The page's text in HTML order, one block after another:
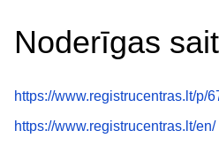
Noderīgas
https://www.registrucentras.lt/p/
https://www.registrucentras.lt/en/